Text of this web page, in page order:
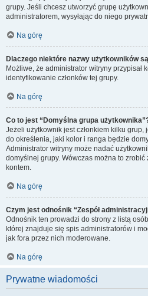
grupy. Jeśli chcesz utworzyć grupę
administratorem, wysyłając do niego
Na górę
Dlaczego niektóre nazwy użytkowników
Możliwe, że administrator witryny przypisał
identyfikowanie członków tej grupy.
Na górę
Co to jest “Domyślna grupa
Jeżeli użytkownik jest członkiem kilku
do określenia, jaki kolor i ranga będzie
Administrator witryny może nadać
domyślnej grupy. Wówczas można to
kontem.
Na górę
Czym jest odnośnik “Zespół
Odnośnik ten prowadzi do strony z listą
której znajduje się spis administratorów i
jak fora przez nich moderowane.
Na górę
Prywatne wiadomości